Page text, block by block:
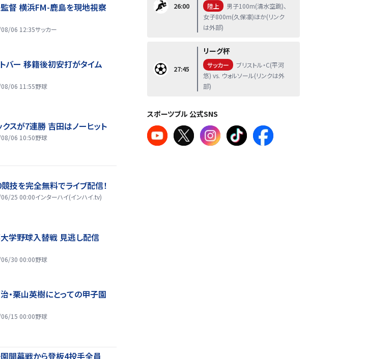
督 横浜FM-鹿島を現地視察
06 12:35サッカー
バー 移籍後初安打がタイム
06 11:55野球
クスが7連勝 吉田はノーヒット
06 10:50野球
技を完全無料でライブ配信！
25 00:00インターハイ(インハイ.tv)
学野球入替戦 見逃し配信
30 00:00野球
・栗山英樹にとっての甲子園
15 00:00野球
開幕戦から登板4投手全員
26:00 陸上
男子100m(清水空跳)、
女子800m(久保凛)ほか(リンク
は外部)
27:45
リーグ杯
サッカー
ブリストル・C(平河
悠) vs. ウォルソール(リンクは外
部)
スポーツブル 公式SNS